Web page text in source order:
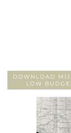
DOWNLOAD
LOW